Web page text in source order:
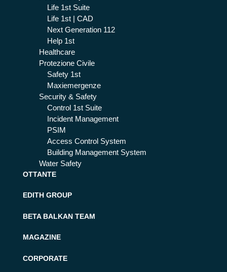
Life 1st Suite
Life 1st | CAD
Next Generation 112
Help 1st
Healthcare
Protezione Civile
Safety 1st
Maxiemergenze
Security & Safety
Control 1st Suite
Incident Management
PSIM
Access Control System
Building Management System
Water Safety
OTTANTE
EDITH GROUP
BETA BALKAN TEAM
MAGAZINE
CORPORATE